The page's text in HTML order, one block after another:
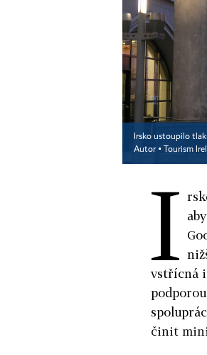
Irsko ustoupilo
Autor ▪
Tourism
I
vstřícná
činit